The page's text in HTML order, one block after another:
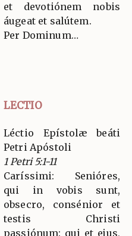
et devotiónem nobis
áugeat et salútem.
Per Dominum…
LECTIO
Léctio Epístolæ beáti
Petri Apóstoli
1 Petri 5:1-11
Caríssimi: Senióres,
qui in vobis sunt,
obsecro, consénior et
testis Christi
passiónum: qui et ejus,